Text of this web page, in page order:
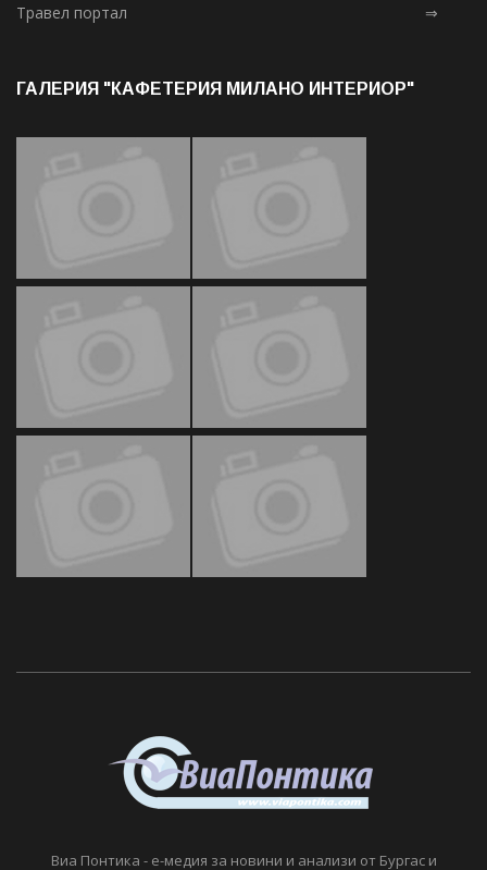
Травел портал ⇒
ГАЛЕРИЯ "КАФЕТЕРИЯ МИЛАНО ИНТЕРИОР"
Виа Понтика - е-медия за новини и анализи от Бургас и